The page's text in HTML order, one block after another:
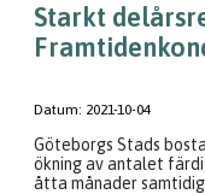
Starkt
Datum: 2021-10-04
Göteborgs Stads
ökning av antalet
åtta månader